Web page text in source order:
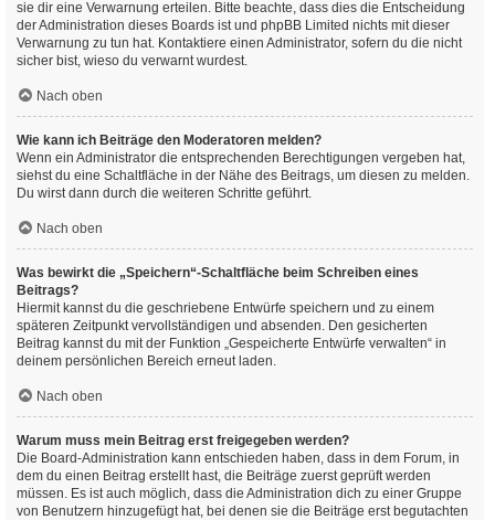
sie dir eine Verwarnung erteilen. Bitte beachte, dass dies die Entscheidung
der Administration dieses Boards ist und phpBB Limited nichts mit dieser
Verwarnung zu tun hat. Kontaktiere einen Administrator, sofern du die nicht
sicher bist, wieso du verwarnt wurdest.
Nach oben
Wie kann ich Beiträge den Moderatoren melden?
Wenn ein Administrator die entsprechenden Berechtigungen vergeben hat,
siehst du eine Schaltfläche in der Nähe des Beitrags, um diesen zu melden.
Du wirst dann durch die weiteren Schritte geführt.
Nach oben
Was bewirkt die „Speichern“-Schaltfläche beim Schreiben eines
Beitrags?
Hiermit kannst du die geschriebene Entwürfe speichern und zu einem
späteren Zeitpunkt vervollständigen und absenden. Den gesicherten
Beitrag kannst du mit der Funktion „Gespeicherte Entwürfe verwalten“ in
deinem persönlichen Bereich erneut laden.
Nach oben
Warum muss mein Beitrag erst freigegeben werden?
Die Board-Administration kann entschieden haben, dass in dem Forum, in
dem du einen Beitrag erstellt hast, die Beiträge zuerst geprüft werden
müssen. Es ist auch möglich, dass die Administration dich zu einer Gruppe
von Benutzern hinzugefügt hat, bei denen sie die Beiträge erst begutachten